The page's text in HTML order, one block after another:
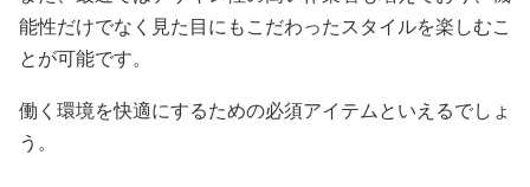
能性だけでなく見た目にもこだわったスタイルを楽しむこ
とが可能です。
働く環境を快適にするための必須アイテムといえるでしょ
う。